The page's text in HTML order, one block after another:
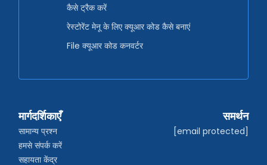
कैसे ट्रैक करें
रेस्टोरेंट मेनू के लिए क्यूआर कोड कैसे बनाएं
File क्यूआर कोड कनवर्टर
मार्गदर्शिकाएँ
सामान्य प्रश्न
हमसे संपर्क करें
सहायता केंद्र
समर्थन
[email protected]